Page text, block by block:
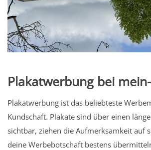
Plakatwerbung bei
Plakatwerbung ist das beliebteste
Kundschaft. Plakate sind über einen
sichtbar, ziehen die Aufmerksamkeit auf
deine Werbebotschaft bestens